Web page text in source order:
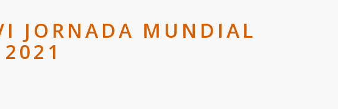
JORNADA MUNDIAL